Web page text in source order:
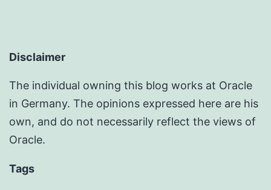
Disclaimer
The individual owning this blog works at Oracle
in Germany. The opinions expressed here are his
own, and do not necessarily reflect the views of
Oracle.
Tags